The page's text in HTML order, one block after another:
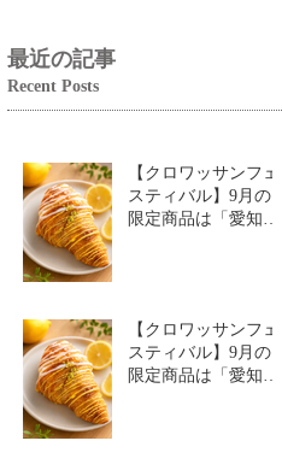
最近の記事
Recent Posts
【クロワッサンフェ
スティバル】9月の
限定商品は「愛知牧
【クロワッサンフェ
スティバル】9月の
限定商品は「愛知牧